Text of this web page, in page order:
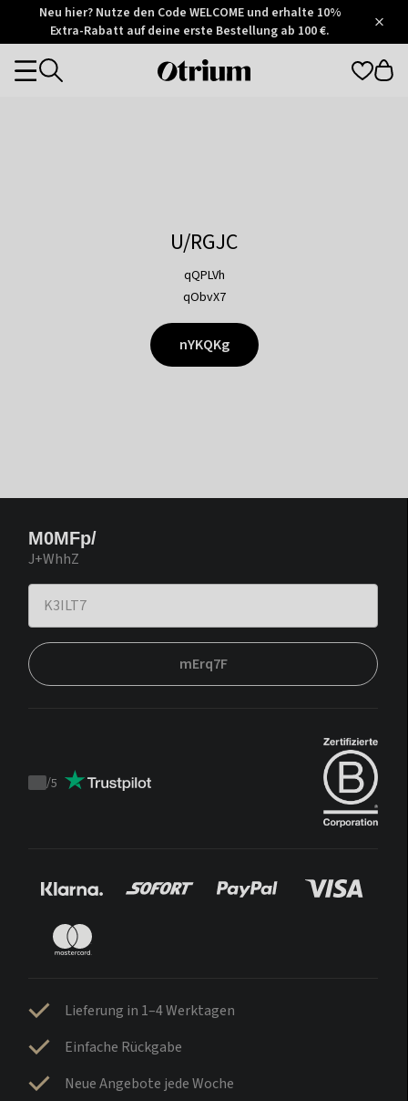
Otrium
Trustpilot
Neu hier? Nutze den Code WELCOME und erhalte 10%
Extra-Rabatt auf deine erste Bestellung ab 100 €.
Otrium
Categories
U/RGJC
qQPLVh
qObvX7
nYKQKg
M0MFp/
J+WhhZ
mErq7F
Trustpilot
/5
Lieferung in 1–4 Werktagen
Einfache Rückgabe
Neue Angebote jede Woche